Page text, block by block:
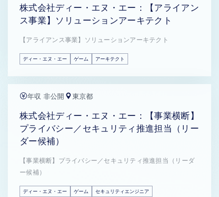
株式会社ディー・エヌ・エー：【アライアン
ス事業】ソリューションアーキテクト
【アライアンス事業】ソリューションアーキテクト
ディー・エヌ・エー ゲーム アーキテクト
年収 非公開 東京都
株式会社ディー・エヌ・エー：【事業横断】
プライバシー／セキュリティ推進担当（リー
ダー候補）
【事業横断】プライバシー／セキュリティ推進担当（リーダ
ー候補）
ディー・エヌ・エー ゲーム セキュリティエンジニア